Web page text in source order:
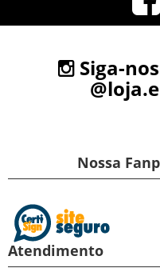
Siga-
Nossa
Atendimento